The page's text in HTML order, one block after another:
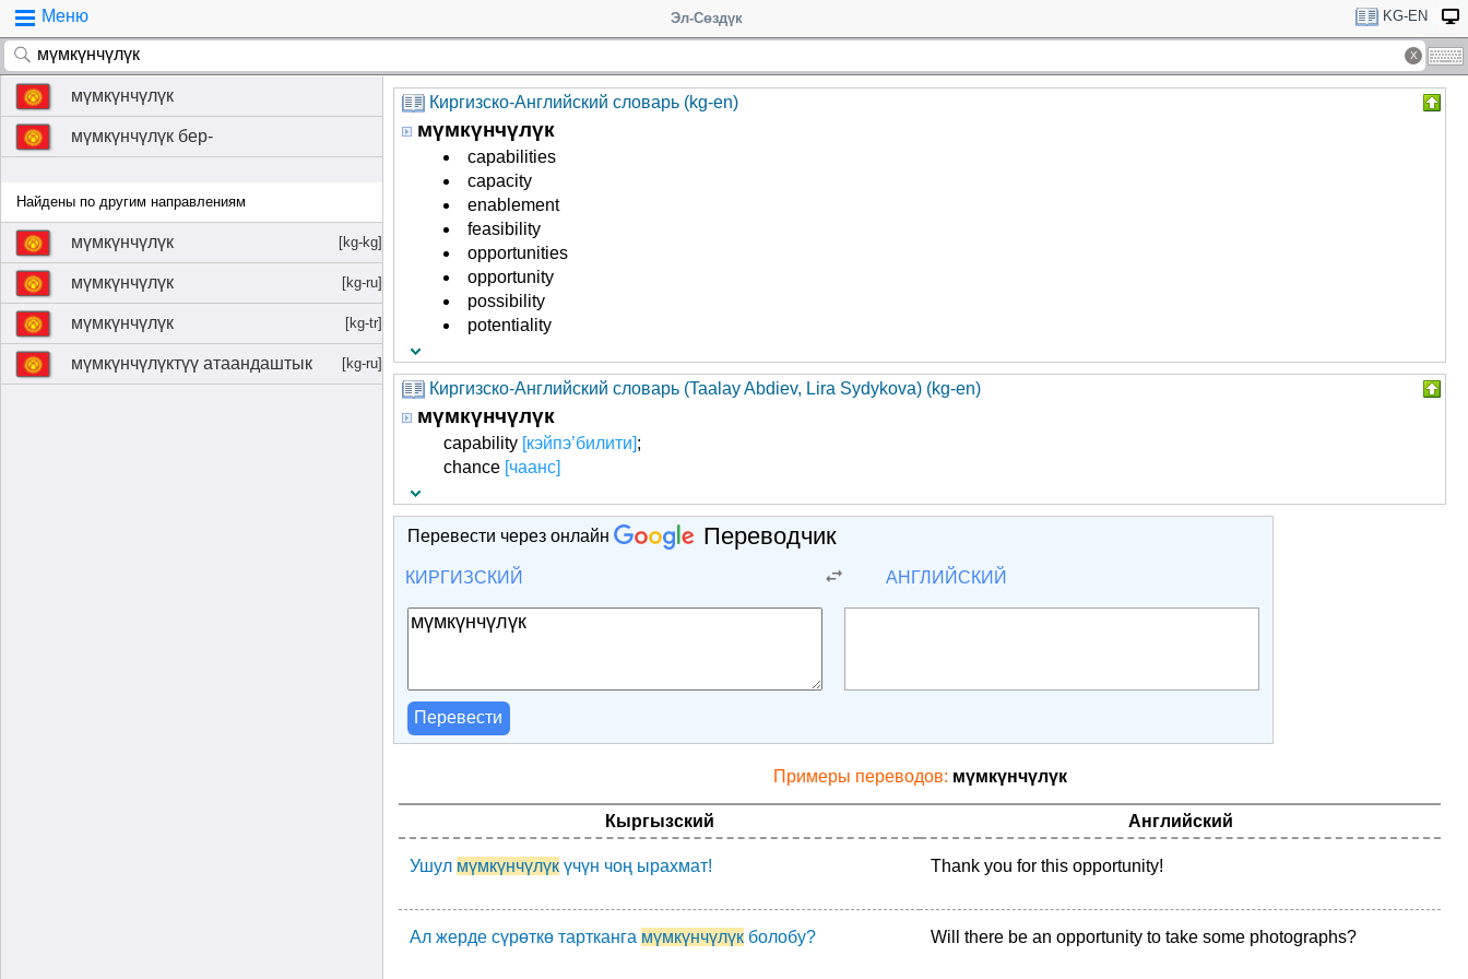
Меню Эл-Сөздүк KG-EN
мүмкүнчүлүк
мүмкүнчүлүк бер-
Найдены по другим направлениям
мүмкүнчүлүк [kg-kg]
мүмкүнчүлүк [kg-ru]
мүмкүнчүлүк [kg-tr]
мүмкүнчүлүктүү атаандаштык [kg-ru]
Киргизско-Английский словарь (kg-en)
мүмкүнчүлүк
capabilities
capacity
enablement
feasibility
opportunities
opportunity
possibility
potentiality
Киргизско-Английский словарь (Taalay Abdiev, Lira Sydykova) (kg-en)
мүмкүнчүлүк
capability [кэйпэ’билити];
chance [чаанс]
Перевести через онлайн Переводчик
КИРГИЗСКИЙ АНГЛИЙСКИЙ
Перевести
Примеры переводов: мүмкүнчүлүк
Кыргызский Английский
Ушул мүмкүнчүлүк үчүн чоң ырахмат! Thank you for this opportunity!
Ал жерде сүрөткө тартканга мүмкүнчүлүк болобу? Will there be an opportunity to take some photographs?